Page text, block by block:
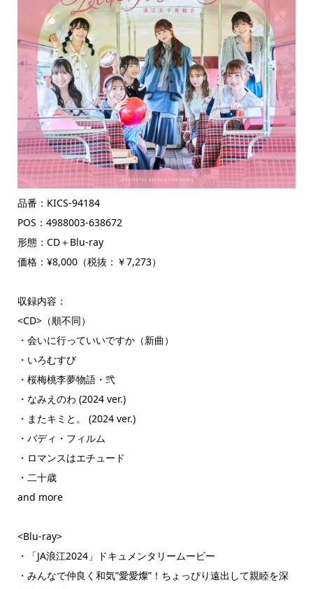
品番：KICS-94184
POS：4988003-638672
形態：CD＋Blu-ray
価格：¥8,000（税抜：￥7,273）
収録内容：
<CD>（順不同）
・会いに行っていいですか（新曲）
・いろむすび
・桜梅桃李夢物語・弐
・なみえのわ (2024 ver.)
・またキミと。 (2024 ver.)
・バディ・フィルム
・ロマンスはエチュード
・二十歳
and more
<Blu-ray>
・「JA浪江2024」ドキュメンタリームービー
・みんなで仲良く和気”愛愛燦”！ちょっぴり遠出して親睦を深